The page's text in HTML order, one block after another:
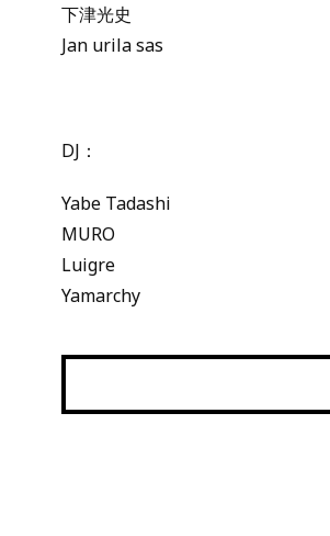
下津光史
Jan urila sas
DJ：
Yabe Tadashi
MURO
Luigre
Yamarchy